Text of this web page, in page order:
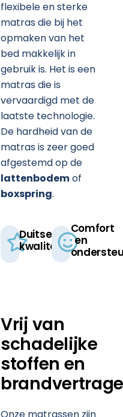
flexibele en sterke
matras die bij het
opmaken van het
bed makkelijk in
gebruik is. Het is een
matras die is
vervaardigd met de
laatste technologie.
De hardheid van de
matras is zeer goed
afgestemd op de
lattenbodemof
boxspring.
Duitse
kwaliteit​
Comfort
en
Vrij van
schadelijke
stoffen en